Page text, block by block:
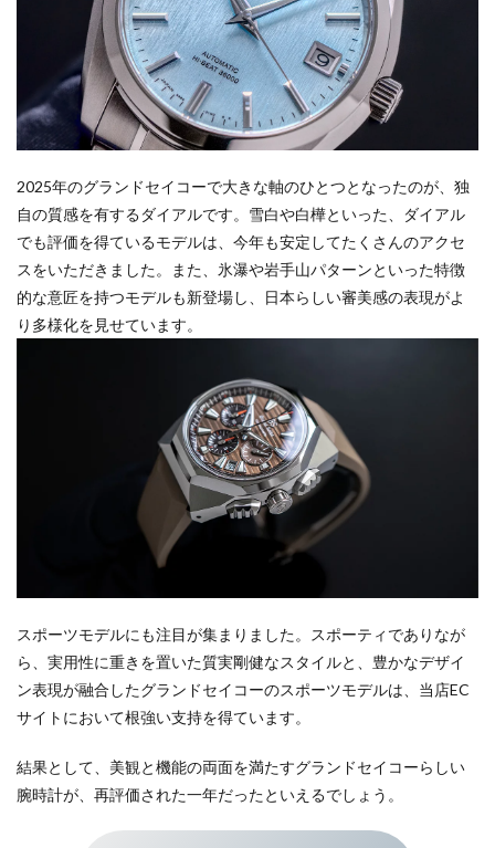
2025年のグランドセイコーで大きな軸のひとつとなったのが、独
自の質感を有するダイアルです。雪白や白樺といった、ダイアル
でも評価を得ているモデルは、今年も安定してたくさんのアクセ
スをいただきました。また、氷瀑や岩手山パターンといった特徴
的な意匠を持つモデルも新登場し、日本らしい審美感の表現がよ
り多様化を見せています。
スポーツモデルにも注目が集まりました。スポーティでありなが
ら、実用性に重きを置いた質実剛健なスタイルと、豊かなデザイ
ン表現が融合したグランドセイコーのスポーツモデルは、当店EC
サイトにおいて根強い支持を得ています。
結果として、美観と機能の両面を満たすグランドセイコーらしい
腕時計が、再評価された一年だったといえるでしょう。